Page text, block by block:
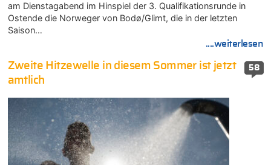
am Dienstagabend im Hinspiel der 3. Qualifikationsrunde in
Ostende die Norweger von Bodø/Glimt, die in der letzten
Saison…
....weiterlesen
58
Zweite Hitzewelle in diesem Sommer ist jetzt
amtlich